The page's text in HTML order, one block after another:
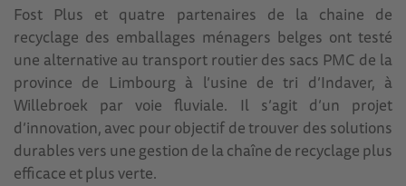
Fost Plus et quatre partenaires de la chaine de
recyclage des emballages ménagers belges ont testé
une alternative au transport routier des sacs PMC de la
province de Limbourg à l’usine de tri d’Indaver, à
Willebroek par voie fluviale. Il s’agit d’un projet
d’innovation, avec pour objectif de trouver des solutions
durables vers une gestion de la chaîne de recyclage plus
efficace et plus verte.